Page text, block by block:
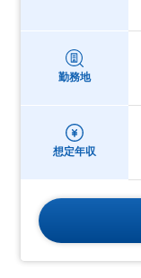
勤務地
想定年収